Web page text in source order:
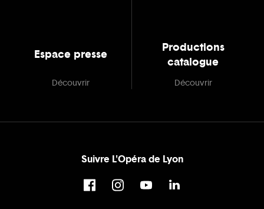
Espace presse
Découvrir
Productions
catalogue
Découvrir
Suivre L'Opéra de Lyon